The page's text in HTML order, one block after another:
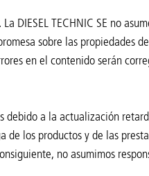
DIESEL TECHNIC SE no
sobre las propiedades
en el contenido serán
a la actualización
los productos y de las
no asumimos